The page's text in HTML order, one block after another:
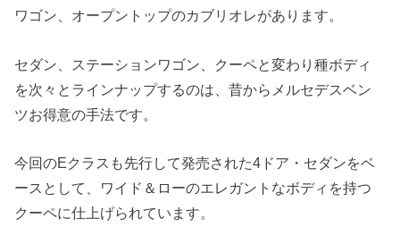
ワゴン、オープントップのカブリオレがあります。
セダン、ステーションワゴン、クーペと変わり種ボディ
を次々とラインナップするのは、昔からメルセデスベン
ツお得意の手法です。
今回のEクラスも先行して発売された4ドア・セダンをベ
ースとして、ワイド＆ローのエレガントなボディを持つ
クーペに仕上げられています。